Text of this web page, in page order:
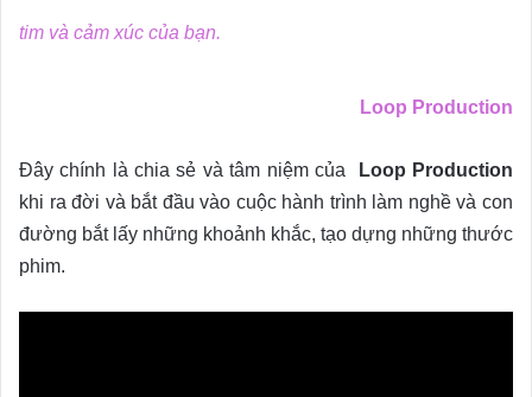
tim và cảm xúc của bạn.
Loop Production
Đây chính là chia sẻ và tâm niệm của
Loop Production
khi ra đời và bắt đầu vào cuộc hành trình làm nghề và con
đường bắt lấy những khoảnh khắc, tạo dựng những thước
phim.